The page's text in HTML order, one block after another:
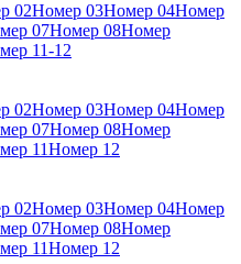
02Номер 03Номер 04Номер
07Номер 08Номер
11-12
02Номер 03Номер 04Номер
07Номер 08Номер
11Номер 12
02Номер 03Номер 04Номер
07Номер 08Номер
11Номер 12